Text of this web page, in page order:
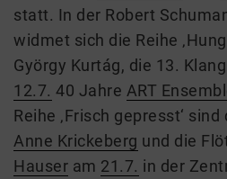
statt. In der Robert
widmet sich die Reihe
György Kurtág, die 13.
12.7. 40 Jahre ART
Reihe ‚Frisch gepresst‘ sind
Anne Krickeberg und die
Hauser am 21.7. in der